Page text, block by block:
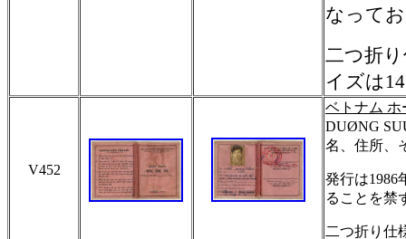
なって
二つ折
イズは
V452
ベトナム ホ
DUØNG
名、住所、
発行は1986
ることを禁
二つ折り仕